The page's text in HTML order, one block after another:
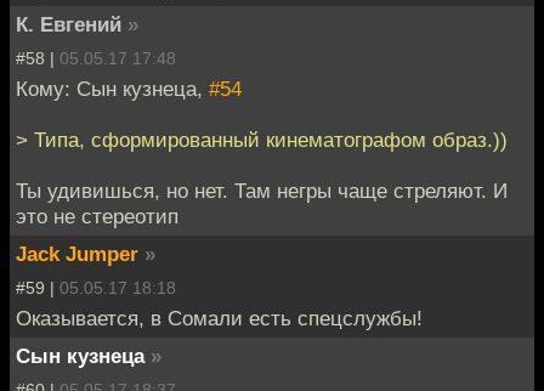
К. Евгений »
#58 | 05.05.17 17:48
Кому: Сын кузнеца, #54
> Типа, сформированный кинематографом образ.))
Ты удивишься, но нет. Там негры чаще стреляют. И
это не стереотип
Jack Jumper »
#59 | 05.05.17 18:18
Оказывается, в Сомали есть спецслужбы!
Сын кузнеца »